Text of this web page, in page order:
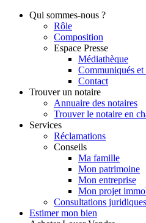
Qui sommes-nous ?
Rôle
Composition
Espace Presse
Médiathèque
Communiqués et
Contact
Trouver un notaire
Annuaire des notaires
Trouver le notaire en
Services
Réclamations
Conseils
Ma famille
Mon patrimoine
Mon entreprise
Mon projet
Consultations
Estimer mon bien